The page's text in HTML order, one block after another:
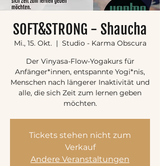
SOFT&STRONG - Shaucha
Mi., 15. Okt.
  |
Studio - Karma Obscura
Der Vinyasa-Flow-Yogakurs für
Anfänger*innen, entspannte Yogi*nis,
Menschen nach längerer Inaktivität und
alle, die sich Zeit zum lernen geben
möchten.
Tickets stehen nicht zum
Verkauf
Andere Veranstaltungen